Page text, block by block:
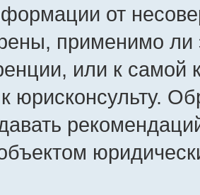
от
применимо ли
или к самой
юрисконсульту.